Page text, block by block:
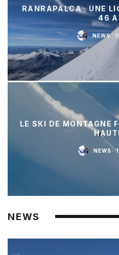
RANRAPALCA : UNE
46
NEWS ·
LE SKI DE MONTAGNE
NEWS ·
NEWS